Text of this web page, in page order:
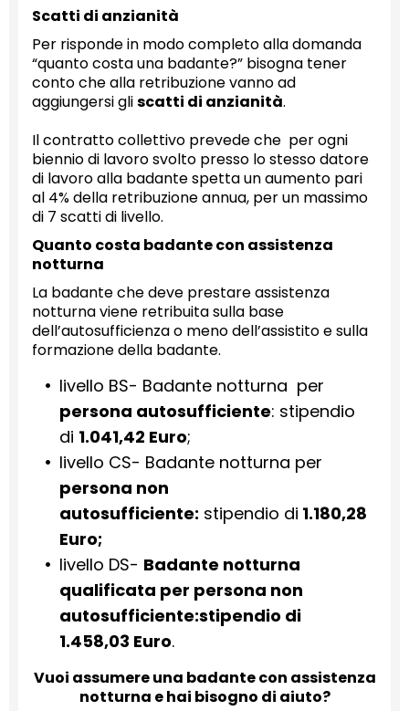
Scatti di anzianità
Per risponde in modo completo alla domanda
“quanto costa una badante?” bisogna tener
conto che alla retribuzione vanno ad
aggiungersi gliscatti di anzianità.
Il contratto collettivo prevede che per ogni
biennio di lavoro svolto presso lo stesso datore
di lavoro alla badante spetta un aumento pari
al 4% della retribuzione annua, per un massimo
di 7 scatti di livello.
Quanto costa badante con assistenza
notturna
La badante che deve prestare assistenza
notturna viene retribuita sulla base
dell’autosufficienza o meno dell’assistito e sulla
formazione della badante.
livello BS- Badante notturna per
persona autosufficiente: stipendio
di 1.041,42 Euro;
livello CS- Badante notturna per
persona non
autosufficiente: stipendio di 1.180,28
Euro;
livello DS- Badante notturna
qualificata per persona non
autosufficiente:stipendio di
1.458,03 Euro.
Vuoi assumere una badante con assistenza
notturna e hai bisogno di aiuto?